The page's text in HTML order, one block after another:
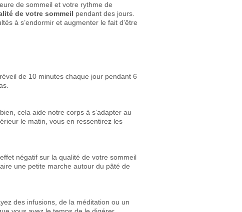
de sommeil et votre rythme de
de votre sommeil pendant des jours.
à s’endormir et augmenter le fait d’être
de 10 minutes chaque jour pendant 6
cela aide notre corps à s’adapter au
le matin, vous en ressentirez les
négatif sur la qualité de votre sommeil
une petite marche autour du pâté de
des infusions, de la méditation ou un